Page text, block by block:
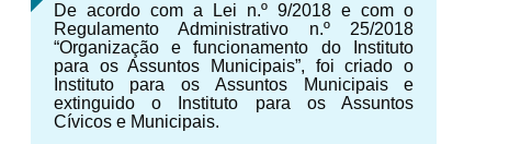
De acordo com a Lei n.º 9/2018 e com o
Regulamento Administrativo n.º 25/2018
“Organização e funcionamento do Instituto
para os Assuntos Municipais”, foi criado o
Instituto para os Assuntos Municipais e
extinguido o Instituto para os Assuntos
Cívicos e Municipais.